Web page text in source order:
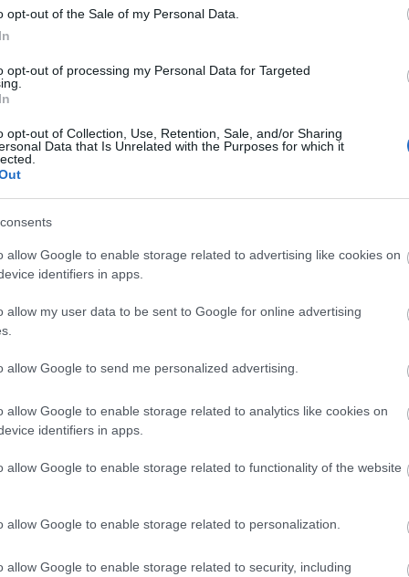
opt-out of the Sale of my Personal Data.
opt-out of processing my Personal Data for Targeted
opt-out of Collection, Use, Retention, Sale, and/or Sharing
Data that Is Unrelated with the Purposes for which it
allow Google to enable storage related to advertising like cookies on
identifiers in apps.
allow my user data to be sent to Google for online advertising
allow Google to send me personalized advertising.
allow Google to enable storage related to analytics like cookies on
identifiers in apps.
allow Google to enable storage related to functionality of the website
allow Google to enable storage related to personalization.
allow Google to enable storage related to security, including
jól ismert Chris Villon, azaz Bartha Zsombor magyar nyelvű
néven jegyez.
TOVÁBB →
budapest
komment
LEBEG” – LEMEZPREMIER: CHRIS
AFTER MIDNIGHT?
WaTával rakta össze első nagylemezét, amin van minden, ami
TOVÁBB →